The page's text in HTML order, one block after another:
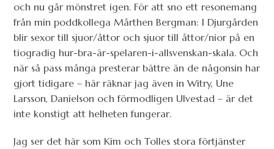
och nu går mönstret igen. För att sno ett resonemang
från min poddkollega Mårthen Bergman: I Djurgården
blir sexor till sjuor/åttor och sjuor till åttor/nior på en
tiogradig hur-bra-är-spelaren-i-allsvenskan-skala. Och
när så pass många presterar bättre än de någonsin har
gjort tidigare – här räknar jag även in Witry, Une
Larsson, Danielson och förmodligen Ulvestad – är det
inte konstigt att helheten fungerar.
Jag ser det här som Kim och Tolles stora förtjänster